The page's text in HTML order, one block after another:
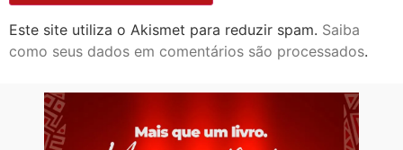
Este site utiliza o Akismet para reduzir spam. Saiba
como seus dados em comentários são processados.